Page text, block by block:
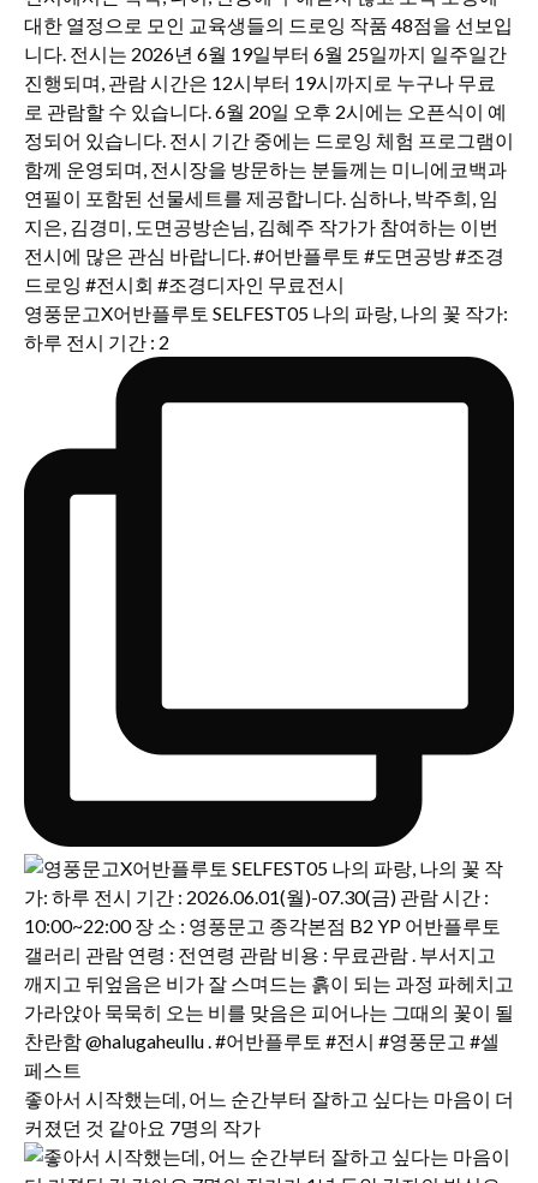
영풍문고X어반플루토 SELFEST05 나의 파랑, 나의 꽃 작가:
하루 전시 기간 : 2
좋아서 시작했는데, 어느 순간부터 잘하고 싶다는 마음이 더
커졌던 것 같아요 7명의 작가